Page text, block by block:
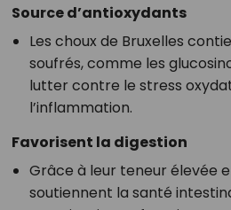
Source d’antioxydants
Les choux de Bruxelles
soufrés, comme les
lutter contre le stress
l’inflammation.
Favorisent la digestion
Grâce à leur teneur élevée
soutiennent la santé